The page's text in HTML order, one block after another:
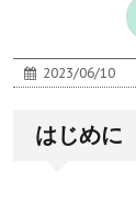
2023/06/10
はじめに